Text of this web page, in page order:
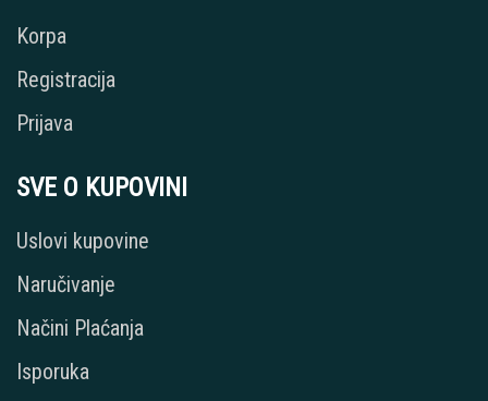
Korpa
Registracija
Prijava
SVE O KUPOVINI
Uslovi kupovine
Naručivanje
Načini Plaćanja
Isporuka